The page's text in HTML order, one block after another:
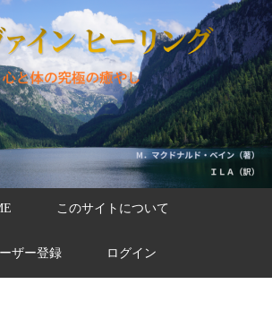
このサイトについて
ザー登録 ログイン